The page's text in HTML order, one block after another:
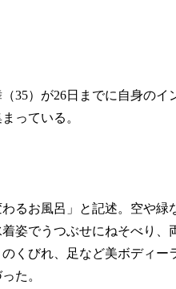
35）が26日までに自身の
っている。
るお風呂」と記述。空や緑
姿でうつぶせにねそべり
くびれ、足など美ボディ
た。